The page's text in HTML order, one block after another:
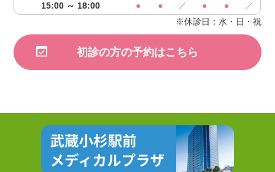
15:00 ～ 18:00
● ● ／ ● ●
／
※休診日：水・日・祝
初診の方の予約はこちら